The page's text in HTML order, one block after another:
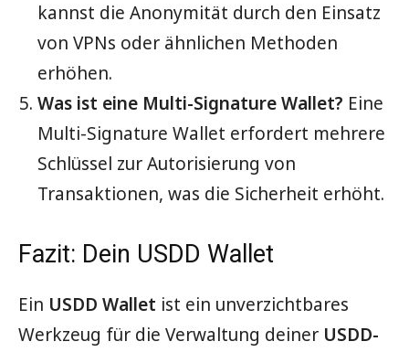
kannst die Anonymität durch den Einsatz
von VPNs oder ähnlichen Methoden
erhöhen.
Was ist eine Multi-Signature Wallet? Eine
Multi-Signature Wallet erfordert mehrere
Schlüssel zur Autorisierung von
Transaktionen, was die Sicherheit erhöht.
Fazit: Dein USDD Wallet
Ein USDD Wallet ist ein unverzichtbares
Werkzeug für die Verwaltung deiner USDD-